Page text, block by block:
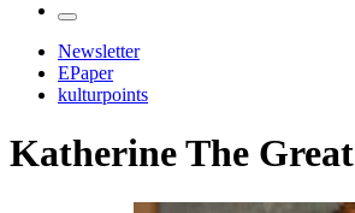
Newsletter
EPaper
kulturpoints
Katherine The Great